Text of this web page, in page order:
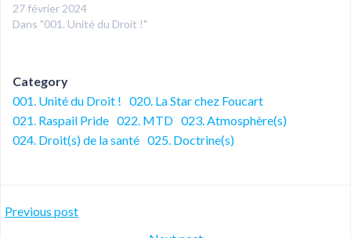
27 février 2024
Dans "001. Unité du Droit !"
Category
001. Unité du Droit ! 020. La Star chez Foucart
021. Raspail Pride 022. MTD 023. Atmosphère(s)
024. Droit(s) de la santé 025. Doctrine(s)
Post
Previous post